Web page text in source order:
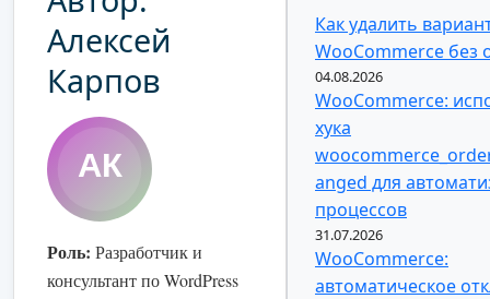
Алексей
Карпов
Роль: Разработчик и
консультант по WordPress
Как удалить
WooCommerce без
04.08.2026
WooCommerce:
хука
anged для
процессов
31.07.2026
WooCommerce:
автоматическое